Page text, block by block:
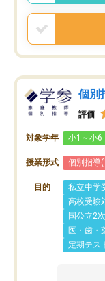
個別
評価
対象学年 小1～小6
授業形式 個別指導
目的 私立中学
高校受験
国公立2
医・歯・
定期テス